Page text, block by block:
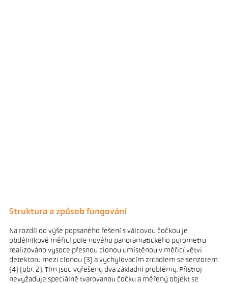
Struktura a způsob fungování
Na rozdíl od výše popsaného řešení s válcovou čočkou je
obdélníkové měřicí pole nového panoramatického pyrometru
realizováno vysoce přesnou clonou umístěnou v měřicí větvi
detektoru mezi clonou (3) a vychylovacím zrcadlem se senzorem
(4) (obr. 2). Tím jsou vyřešeny dva základní problémy. Přístroj
nevyžaduje speciálně tvarovanou čočku a měřený objekt se